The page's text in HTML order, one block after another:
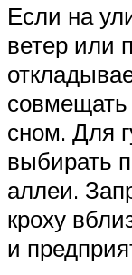
Если на
ветер или
совмещать
сном. Для
выбирать
аллеи.
кроху
и